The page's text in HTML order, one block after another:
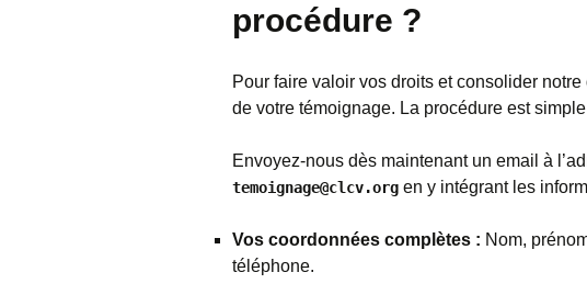
procédure ?
Pour faire valoir vos droits et consolider
de votre témoignage. La procédure est
Envoyez-nous dès maintenant un email à
temoignage@clcv.org en y intégrant les
Vos coordonnées complètes : Nom,
téléphone.